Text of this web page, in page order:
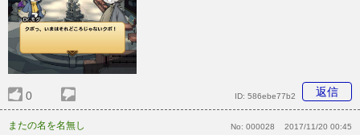
0 返信
ID: 586ebe77b2
またの名を名無し No: 000028 2017/11/20 00:45